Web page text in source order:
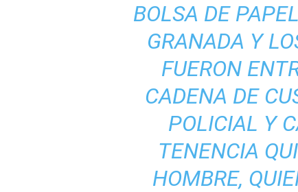
BOLSA DE
GRANADA Y
FUERON
CADENA DE
POLICIAL Y
TENENCIA
HOMBRE,